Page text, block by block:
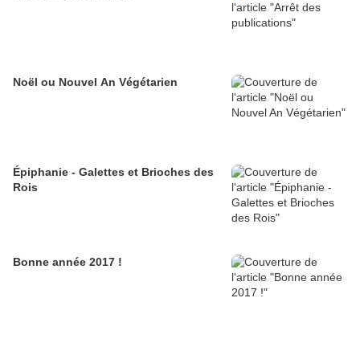
Noël ou Nouvel An Végétarien
Épiphanie - Galettes et Brioches des
Rois
Bonne année 2017 !